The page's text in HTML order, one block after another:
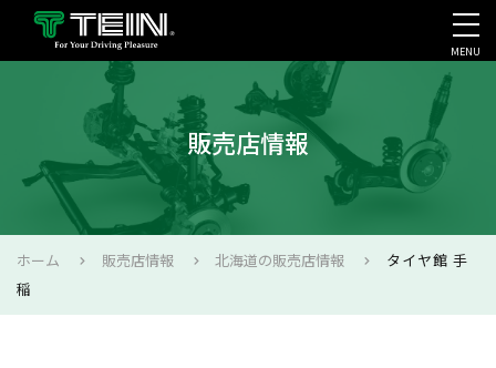
会社案内・採用・IR
MENU
販売店情報
ホーム 販売店情報 北海道の販売店情報
タイヤ館 手
稲